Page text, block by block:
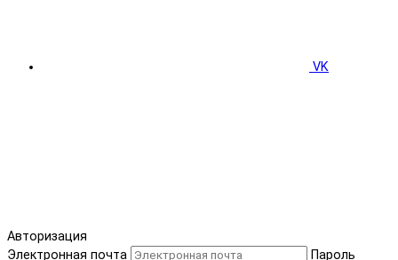
VK
Авторизация
Электронная почта
Пароль